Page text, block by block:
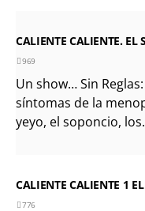
CALIENTE CALIENTE. EL
969
Un show… Sin
síntomas de la
yeyo, el soponcio,
CALIENTE CALIENTE 1
776